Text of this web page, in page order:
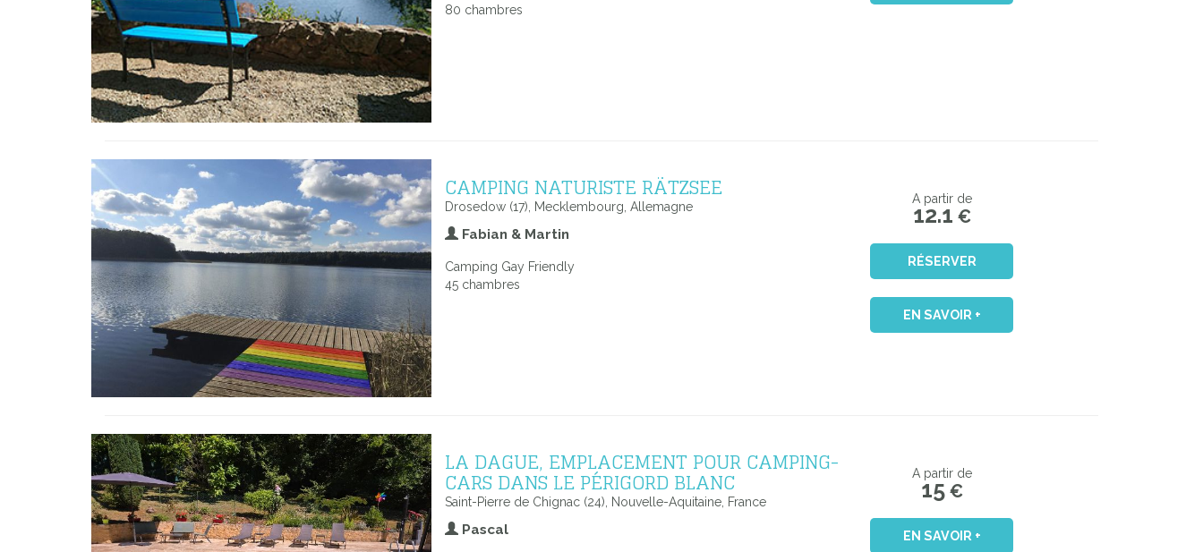
80 chambres
CAMPING NATURISTE RÄTZSEE
Drosedow (17), Mecklembourg, Allemagne
Fabian & Martin
Camping Gay Friendly
45 chambres
A partir de
12.1 €
RÉSERVER
EN SAVOIR +
LA DAGUE, EMPLACEMENT POUR CAMPING-
CARS DANS LE PÉRIGORD BLANC
Saint-Pierre de Chignac (24), Nouvelle-Aquitaine, France
Pascal
A partir de
15€
EN SAVOIR +